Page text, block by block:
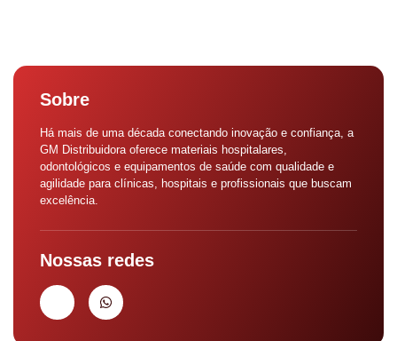
Sobre
Há mais de uma década conectando inovação e confiança, a
GM Distribuidora oferece materiais hospitalares,
odontológicos e equipamentos de saúde com qualidade e
agilidade para clínicas, hospitais e profissionais que buscam
excelência.
Nossas redes